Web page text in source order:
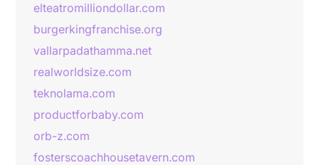
elteatromilliondollar.com
burgerkingfranchise.org
vallarpadathamma.net
realworldsize.com
teknolama.com
productforbaby.com
orb-z.com
fosterscoachhousetavern.com